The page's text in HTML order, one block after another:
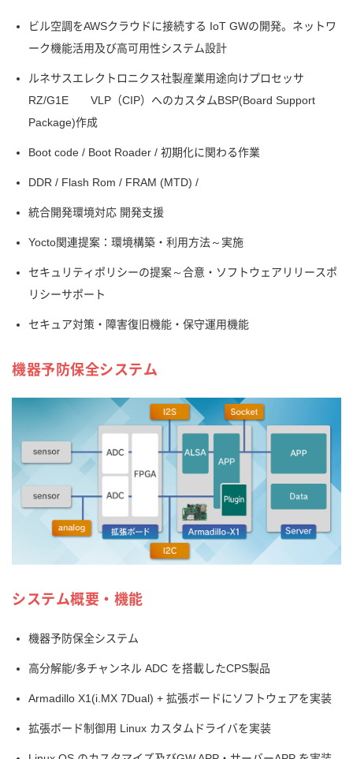
ビル空調をAWSクラウドに接続する IoT GWの開発。ネットワ
ーク機能活用及び高可用性システム設計
ルネサスエレクトロニクス社製産業用途向けプロセッサ
RZ/G1E VLP（CIP）へのカスタムBSP(Board Support
Package)作成
Boot code / Boot Roader / 初期化に関わる作業
DDR / Flash Rom / FRAM (MTD) /
統合開発環境対応 開発支援
Yocto関連提案：環境構築・利用方法～実施
セキュリティポリシーの提案～合意・ソフトウェアリリースポ
リシーサポート
セキュア対策・障害復旧機能・保守運用機能
機器予防保全システム
システム概要・機能
機器予防保全システム
高分解能/多チャンネル ADC を搭載したCPS製品
Armadillo X1(i.MX 7Dual) + 拡張ボードにソフトウェアを実装
拡張ボード制御用 Linux カスタムドライバを実装